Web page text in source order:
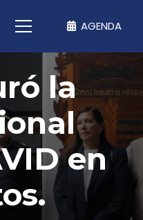
AGENDA
la
en